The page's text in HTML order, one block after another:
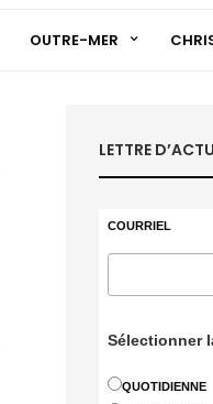
OUTRE-MER
LETTRE
COURRIEL
Sélectionner
QUOTIDIENNE